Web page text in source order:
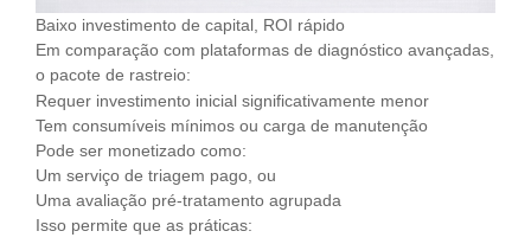
Baixo investimento de capital, ROI rápido
Em comparação com plataformas de diagnóstico avançadas,
o pacote de rastreio:
Requer investimento inicial significativamente menor
Tem consumíveis mínimos ou carga de manutenção
Pode ser monetizado como:
Um serviço de triagem pago, ou
Uma avaliação pré-tratamento agrupada
Isso permite que as práticas: